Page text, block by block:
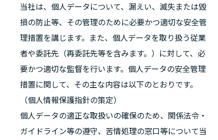
当社は、個人データについて、漏えい、滅失または毀
損の防止等、その管理のために必要かつ適切な安全管
理措置を講じます。また、個人データを取り扱う従業
者や委託先（再委託先等を含みます。）に対して、必
要かつ適切な監督を行います。個人データの安全管理
措置に関して、その主な内容は以下のとおりです。
（個人情報保護指針の策定）
個人データの適正な取扱いの確保のため、関係法令・
ガイドライン等の遵守、苦情処理の窓口等について当